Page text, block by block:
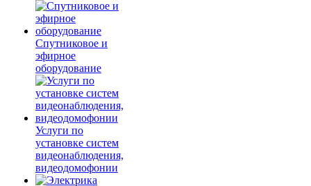
Спутниковое и
эфирное
оборудование
Услуги по
установке систем
видеонаблюдения,
видеодомофонии